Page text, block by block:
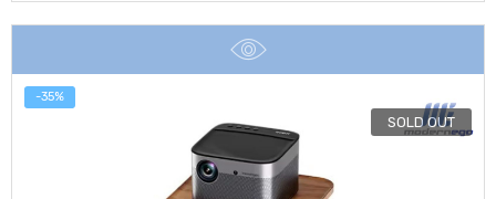
฿2,590.
SOLD OUT
-35%